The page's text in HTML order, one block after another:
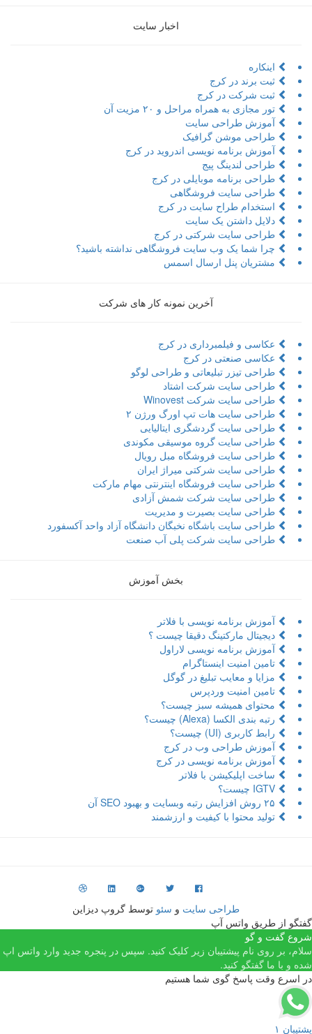
اخبار سایت
اینکاره
ثبت برند در کرج
ثبت شرکت در کرج
تور مجازی به همراه مراحل و ۲۰ مزیت آن
آموزش طراحی سایت
طراحی موشن گرافیک
آموزش برنامه نویسی اندروید در کرج
طراحی لندینگ پیج
طراحی برنامه موبایلی در کرج
طراحی سایت فروشگاهی
استخدام طراح سایت در کرج
دلایل داشتن یک سایت
طراحی سایت شرکتی در کرج
چرا شما یک وب سایت فروشگاهی نداشته باشید؟
مشتریان پنل ارسال اسمس
آخرین نمونه کار های شرکت
عکاسی و فیلمبرداری در کرج
عکاسی صنعتی در کرج
طراحی تیزر تبلیعاتی و طراحی لوگو
طراحی سایت شرکت اشتاد
طراحی سایت شرکت Winovest
طراحی سایت هات تپ اورگ ورژن ۲
طراحی سایت گردشگری ایتالیایی
طراحی سایت گروه موسیقی مکوندی
طراحی سایت فروشگاه مبل رویال
طراحی سایت شرکتی میراژ ایران
طراحی سایت فروشگاه اینترنتی مهام مارکت
طراحی سایت شرکت شمش آزادی
طراحی سایت بصیرت و مدیریت
طراحی سایت باشگاه نخبگان دانشگاه آزاد واحد آکسفورد
طراحی سایت شرکت پلی آب صنعت
بخش آموزش
آموزش برنامه نویسی با فلاتر
دیجیتال مارکتینگ دقیقا چیست ؟
آموزش برنامه نویسی لاراول
تامین امنیت اینستاگرام
مزایا و معایب تبلیغ در گوگل
تامین امنیت وردپرس
محتوای همیشه سبز چیست؟
رتبه بندی الکسا (Alexa) چیست؟
رابط کاربری (UI) چیست؟
آموزش طراحی وب در کرج
آموزش برنامه نویسی در کرج
ساخت اپلیکیشن با فلاتر
IGTV چیست؟
۲۵ روش افزایش رتبه وبسایت و بهبود SEO آن
تولید محتوا با کیفیت و ارزشمند
طراحی سایت و سئو توسط گروپ دیزاین
از طریق واتس آپ
گفت و گو
بر روی نام پیشتیبان زیر کلیک کنید. سپس در پنجره جدید وارد واتس اپ
و با ما گفتگو کنید.
اسرع وقت پاسخ گوی شما هستیم
۱